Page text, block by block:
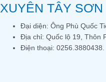
XUYÊN TÂY SƠN
Đại diện: Ông Phù Quốc
Địa chỉ: Quốc lộ 19, Thôn
Điện thoại: 0256.3880438.